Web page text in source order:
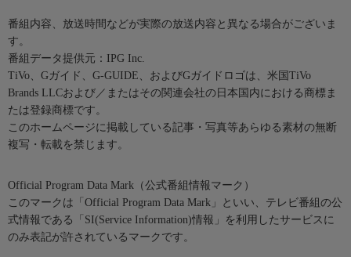
番組内容、放送時間などが実際の放送内容と異なる場合がございま
す。
番組データ提供元：IPG Inc.
TiVo、Gガイド、G-GUIDE、およびGガイドロゴは、米国TiVo
Brands LLCおよび／またはその関連会社の日本国内における商標ま
たは登録商標です。
このホームページに掲載している記事・写真等あらゆる素材の無断
複写・転載を禁じます。
Official Program Data Mark（公式番組情報マーク）
このマークは「Official Program Data Mark」といい、テレビ番組の公
式情報である「SI(Service Information)情報」を利用したサービスに
のみ表記が許されているマークです。